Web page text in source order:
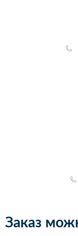
Заказ